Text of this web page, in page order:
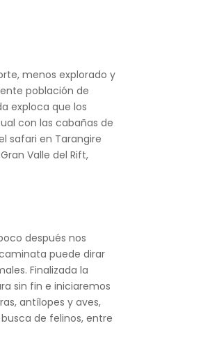
menos explorado y
población de
exploca que los
con las cabañas de
safari en Tarangire
Valle del Rift,
después nos
puede dirar
Finalizada la
sin fin e iniciaremos
antílopes y aves,
de felinos, entre